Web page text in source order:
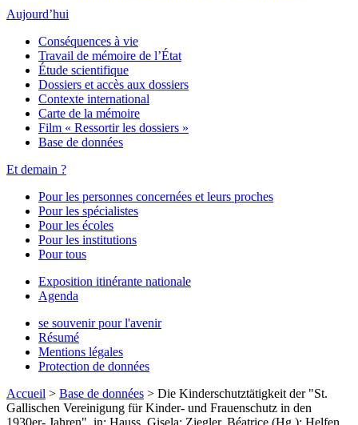
Aujourd’hui
Conséquences à vie
Travail de mémoire de l’État
Étude scientifique
Dossiers et accès aux dossiers
Contexte international
Carte de la mémoire
Film « Ressortir les dossiers »
Base de données
Et demain ?
Pour les personnes concernées et leurs proches
Pour les spécialistes
Pour les écoles
Pour les institutions
Pour tous
Exposition itinérante nationale
Agenda
se souvenir pour l'avenir
Résumé
Mentions légales
Protection de données
Accueil > Base de données > Die Kinderschutztätigkeit der "St.
Gallischen Vereinigung für Kinder- und Frauenschutz in den
1930er- Jahren", in: Hauss, Gisela; Ziegler, Béatrice (Hg.): Helfen,